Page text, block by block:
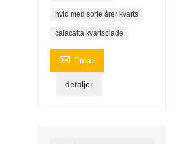
hvid med sorte årer kvarts
calacatta kvartsplade
 Email
detaljer